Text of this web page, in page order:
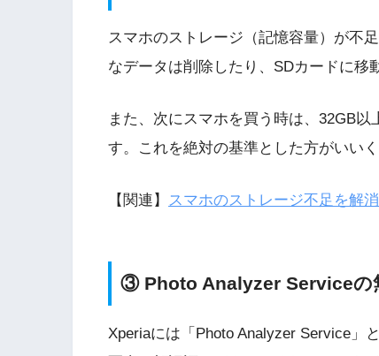
スマホのストレージ（記憶容量）が不
なデータは削除したり、SDカードに移
また、次にスマホを買う時は、32GB
す。これを絶対の基準とした方がいいく
【関連】 スマホのストレージ不足を解
③ Photo Analyzer Serviceの
Xperiaには「Photo Analyzer Service」